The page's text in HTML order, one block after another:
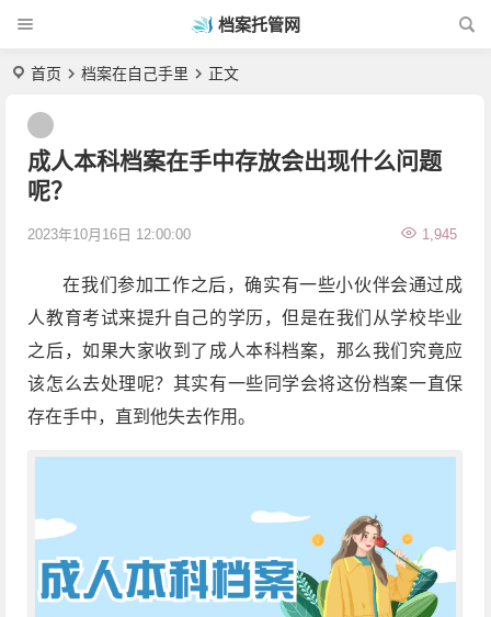
档案托管网
首页 档案在自己手里 正文
成人本科档案在手中存放会出现什么问题
呢？
2023年10月16日 12:00:00 1,945
在我们参加工作之后，确实有一些小伙伴会通过成
人教育考试来提升自己的学历，但是在我们从学校毕业
之后，如果大家收到了成人本科档案，那么我们究竟应
该怎么去处理呢？其实有一些同学会将这份档案一直保
存在手中，直到他失去作用。